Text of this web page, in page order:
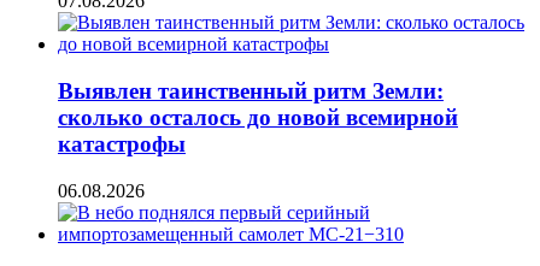
Выявлен таинственный ритм Земли:
сколько осталось до новой всемирной
катастрофы
06.08.2026